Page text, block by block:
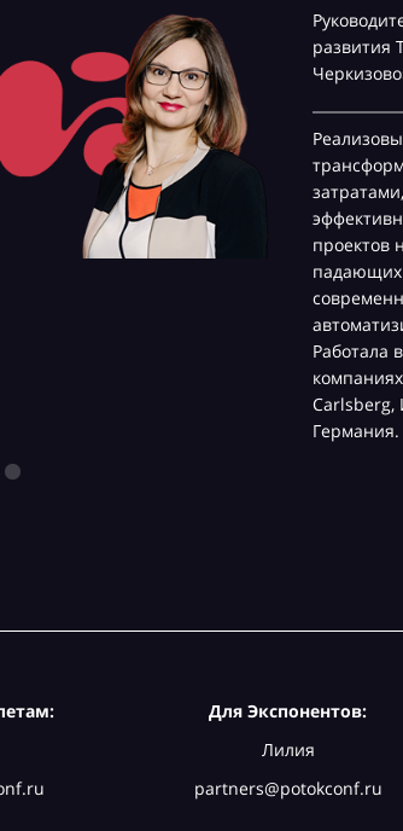
развития
проектов
падающих
Работала
Carlsberg,
Германия.
Для Экспонентов:
Лилия
partners@potokconf.ru